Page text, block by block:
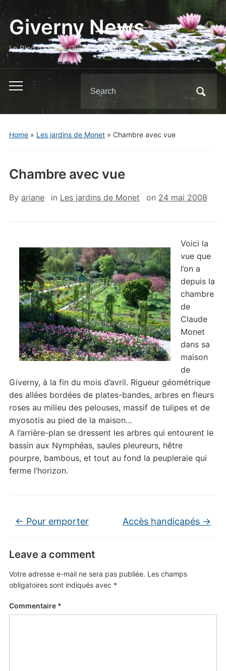
Giverny News
Le Blog d'Ariane, Guide à Giverny
Toggle
menu
for:
Home» Les jardins de Monet» Chambre avec vue
Chambre avec vue
By ariane in Les jardins de Monet on 24 mai 2008
Voici la
vue que
l’on a
depuis la
chambre
de
Claude
Monet
dans sa
maison
de
Giverny, à la fin du mois d’avril. Rigueur géométrique
des allées bordées de plates-bandes, arbres en fleurs
roses au milieu des pelouses, massif de tulipes et de
myosotis au pied de la maison…
A l’arrière-plan se dressent les arbres qui entourent le
bassin aux Nymphéas, saules pleureurs, hêtre
pourpre, bambous, et tout au fond la peupleraie qui
ferme l’horizon.
← Pour emporter Accès handicapés →
Leave a comment
Votre adresse e-mail ne sera pas publiée. Les champs
obligatoires sont indiqués avec *
Commentaire *